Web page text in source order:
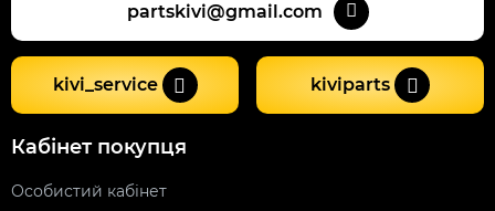
partskivi@gmail.com
kivi_service kiviparts
Кабінет покупця
Особистий кабінет